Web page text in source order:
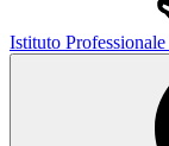
Istituto Professionale